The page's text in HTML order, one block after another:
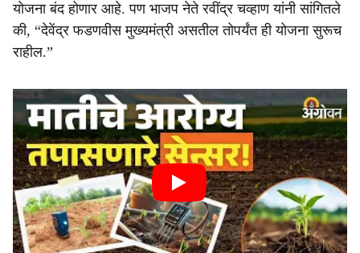
योजना बंद होणार आहे. पण भाजप नेते रवींद्र चव्हाण यांनी सांगितले
की, “देवेंद्र फडणवीस मुख्यमंत्री असतील तोपर्यंत ही योजना सुरूच
राहील.”